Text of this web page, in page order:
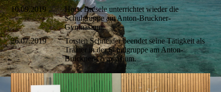
10.09.2019
Horst Bresele unterrichtet wieder die
Schulgruppe am Anton-Bruckner-
Gymnasium.
26.07.2019
Torsten Schneider beendet seine Tätigkeit als
Trainer in der Schulgruppe am Anton-
Bruckner-Gymnasium.